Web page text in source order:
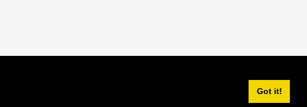
Got it!